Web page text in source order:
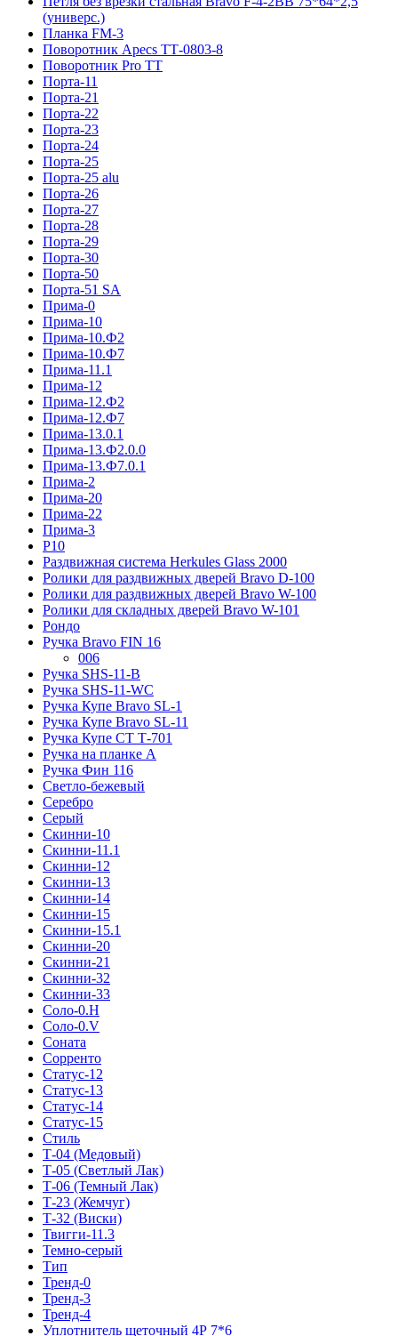
(универс.)
Планка FM-3
Поворотник Apecs ТТ-0803-8
Поворотник Pro TT
Порта-11
Порта-21
Порта-22
Порта-23
Порта-24
Порта-25
Порта-25 alu
Порта-26
Порта-27
Порта-28
Порта-29
Порта-30
Порта-50
Порта-51 SA
Прима-0
Прима-10
Прима-10.Ф2
Прима-10.Ф7
Прима-11.1
Прима-12
Прима-12.Ф2
Прима-12.Ф7
Прима-13.0.1
Прима-13.Ф2.0.0
Прима-13.Ф7.0.1
Прима-2
Прима-20
Прима-22
Прима-3
Р10
Раздвижная система Herkules Glass 2000
Ролики для раздвижных дверей Bravo D-100
Ролики для раздвижных дверей Bravo W-100
Ролики для складных дверей Bravo W-101
Рондо
Ручка Bravo FIN 16
006
Ручка SHS-11-B
Ручка SHS-11-WC
Ручка Купе Bravo SL-1
Ручка Купе Bravo SL-11
Ручка Купе СТ Т-701
Ручка на планке А
Ручка Фин 116
Светло-бежевый
Серебро
Серый
Скинни-10
Скинни-11.1
Скинни-12
Скинни-13
Скинни-14
Скинни-15
Скинни-15.1
Скинни-20
Скинни-21
Скинни-32
Скинни-33
Соло-0.H
Соло-0.V
Соната
Сорренто
Статус-12
Статус-13
Статус-14
Статус-15
Стиль
Т-04 (Медовый)
Т-05 (Светлый Лак)
Т-06 (Темный Лак)
Т-23 (Жемчуг)
Т-32 (Виски)
Твигги-11.3
Темно-серый
Тип
Тренд-0
Тренд-3
Тренд-4
Уплотнитель щеточный 4Р 7*6